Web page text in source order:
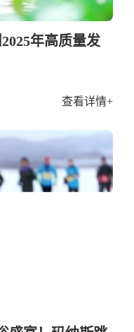
年高质量发
查看详情+